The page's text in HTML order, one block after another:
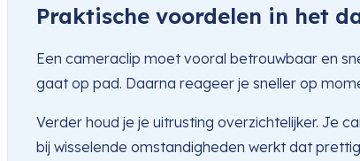
Praktische voordelen in het
Een cameraclip moet vooral betrouwbaar en
gaat op pad. Daarna reageer je sneller op
Verder houd je je uitrusting overzichtelijker. Je
bij wisselende omstandigheden werkt dat